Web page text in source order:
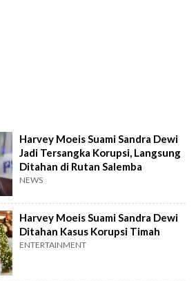
Harvey Moeis Suami Sandra Dewi
Jadi Tersangka Korupsi, Langsung
Ditahan di Rutan Salemba
NEWS
Harvey Moeis Suami Sandra Dewi
Ditahan Kasus Korupsi Timah
ENTERTAINMENT